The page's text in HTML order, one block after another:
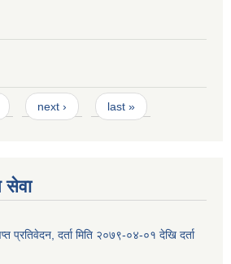
next › last »
सेवा
प्रतिवेदन, दर्ता मिति २०७९-०४-०१ देखि दर्ता